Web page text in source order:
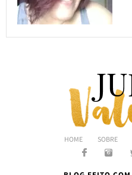
HOME SOBRE